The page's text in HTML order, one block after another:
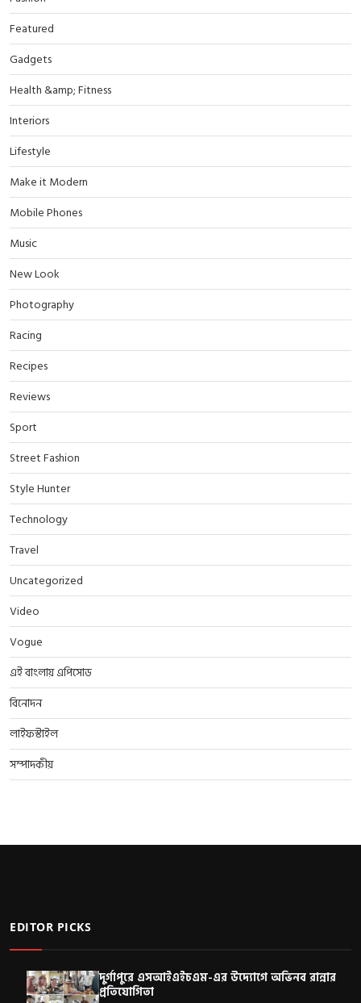
Featured
Gadgets
Health &amp; Fitness
Interiors
Lifestyle
Make it Modern
Mobile Phones
Music
New Look
Photography
Racing
Recipes
Reviews
Sport
Street Fashion
Style Hunter
Technology
Travel
Uncategorized
Video
Vogue
এই বাংলায় এপিসোড
বিনোদন
লাইফস্টাইল
সম্পাদকীয়
EDITOR PICKS
দুর্গাপুরে এসআইএইচএম-এর উদ্যোগে অভিনব রান্নার
প্রতিযোগিতা